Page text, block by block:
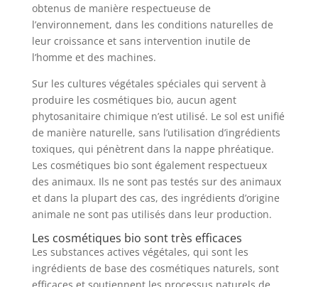
obtenus de manière respectueuse de
l’environnement, dans les conditions naturelles de
leur croissance et sans intervention inutile de
l’homme et des machines.
Sur les cultures végétales spéciales qui servent à
produire les cosmétiques bio, aucun agent
phytosanitaire chimique n’est utilisé. Le sol est unifié
de manière naturelle, sans l’utilisation d’ingrédients
toxiques, qui pénètrent dans la nappe phréatique.
Les cosmétiques bio sont également respectueux
des animaux. Ils ne sont pas testés sur des animaux
et dans la plupart des cas, des ingrédients d’origine
animale ne sont pas utilisés dans leur production.
Les cosmétiques bio sont très efficaces
Les substances actives végétales, qui sont les
ingrédients de base des cosmétiques naturels, sont